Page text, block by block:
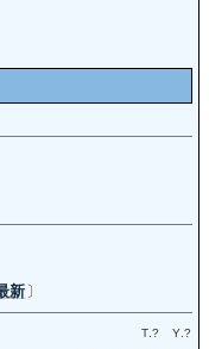
新 〕
T.? Y.?